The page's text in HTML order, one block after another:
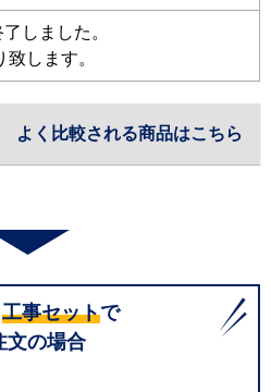
しました。
します。
よく比較される商品はこちら
工事セットで
文の場合